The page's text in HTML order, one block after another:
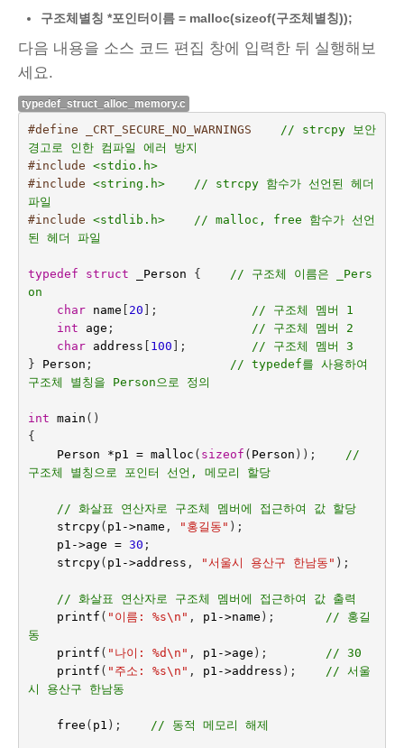
구조체별칭 *포인터이름 = malloc(sizeof(구조체별칭));
다음 내용을 소스 코드 편집 창에 입력한 뒤 실행해보
세요.
typedef_struct_alloc_memory.c
#define _CRT_SECURE_NO_WARNINGS // strcpy 보안
경고로 인한 컴파일 에러 방지
#include <stdio.h>
#include <string.h>    // strcpy 함수가 선언된 헤더
파일
#include <stdlib.h>    // malloc, free 함수가 선언
된 헤더 파일
typedef struct _Person { // 구조체 이름은 _Pers
on
char
name 20 ];
// 구조체 멤버 1
int
age ;
// 구조체 멤버 2
char
address 100 ]; // 구조체 멤버 3
}
Person ;
// typedef를 사용하여
구조체 별칭을 Person으로 정의
int main ()
{
Person
*p1 = malloc ( sizeof ( Person )); //
구조체 별칭으로 포인터 선언, 메모리 할당
// 화살표 연산자로 구조체 멤버에 접근하여 값 할당
strcpy( p1 ->name , "홍길동" );
p1 ->age = 30 ;
strcpy( p1 ->address , "서울시 용산구 한남동" );
// 화살표 연산자로 구조체 멤버에 접근하여 값 출력
printf ( "이름: %s\n " , p1 ->name );
// 홍길
동
printf ( "나이: %d\n " , p1 ->age );
// 30
printf ( "주소: %s\n " , p1 ->address ); // 서울
시 용산구 한남동
free ( p1 ); // 동적 메모리 해제